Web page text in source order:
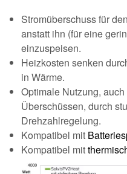
Stromüberschuss für
anstatt ihn (für eine
einzuspeisen.
Heizkosten senken
in Wärme.
Optimale Nutzung,
Überschüssen, durch
Drehzahlregelung.
Kompatibel mit
Kompatibel mit